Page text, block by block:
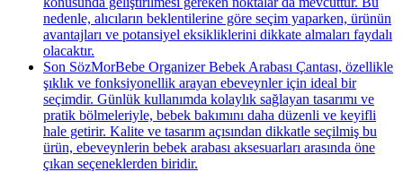
nedenle, alıcıların beklentilerine göre seçim yaparken, ürünün
avantajları ve potansiyel eksikliklerini dikkate almaları faydalı
olacaktır.
Son SözMorBebe Organizer Bebek Arabası Çantası, özellikle
şıklık ve fonksiyonellik arayan ebeveynler için ideal bir
seçimdir. Günlük kullanımda kolaylık sağlayan tasarımı ve
pratik bölmeleriyle, bebek bakımını daha düzenli ve keyifli
hale getirir. Kalite ve tasarım açısından dikkatle seçilmiş bu
ürün, ebeveynlerin bebek arabası aksesuarları arasında öne
çıkan seçeneklerden biridir.